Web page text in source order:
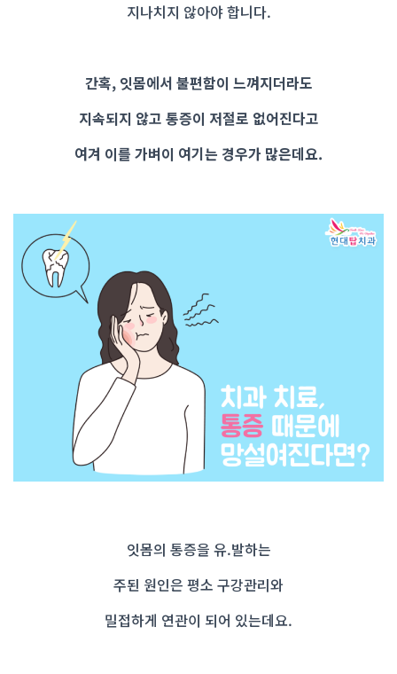
지나치지 않아야 합니다.
간혹, 잇몸에서 불편함이 느껴지더라도
지속되지 않고 통증이 저절로 없어진다고
여겨 이를 가벼이 여기는 경우가 많은데요.
잇몸의 통증을 유.발하는
주된 원인은 평소 구강관리와
밀접하게 연관이 되어 있는데요.